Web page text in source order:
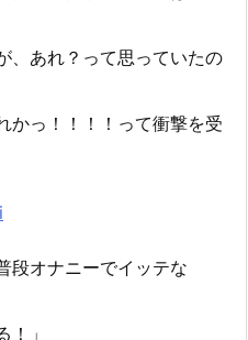
、あれ？って思っていたの
かっ！！！！って衝撃を受
段オナニーでイッテな
」